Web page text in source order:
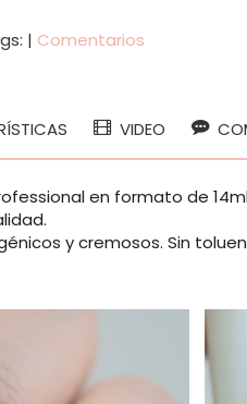
| Comentarios
VIDEO
en formato de
y cremosos. Sin